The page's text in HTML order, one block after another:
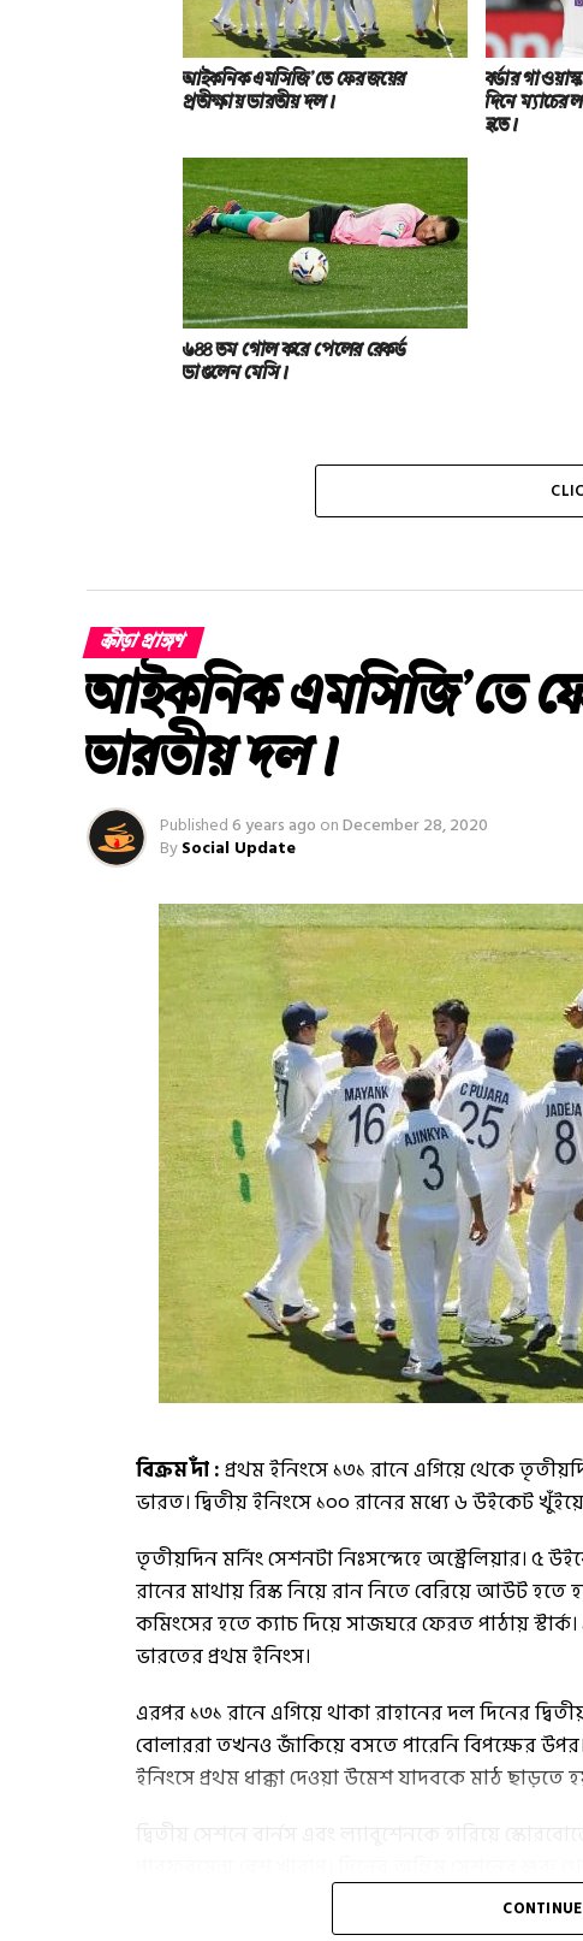
আইকনিক এমসিজি’তে ফের জয়ের
প্রতীক্ষায় ভারতীয় দল।
বর্ডার
দিনে ম্যাচের
হতে।
৬৪৪ তম গোল করে পেলের রেকর্ড
ভাঙলেন মেসি।
ক্রীড়া প্রাঙ্গণ
আইকনিক এমসিজি’তে
ভারতীয় দল।
Published6 years ago onDecember 28, 2020
BySocial Update
বিক্রম দাঁ :প্রথম ইনিংসে ১৩১ রানে এগিয়ে থেকে
ভারত। দ্বিতীয় ইনিংসে ১০০ রানের মধ্যে ৬ উইকেট
তৃতীয়দিন মর্নিং সেশনটা নিঃসন্দেহে অস্ট্রেলিয়ার।
রানের মাথায় রিস্ক নিয়ে রান নিতে বেরিয়ে আউট
কমিংসের হতে ক্যাচ দিয়ে সাজঘরে ফেরত পাঠায়
ভারতের প্রথম ইনিংস।
এরপর ১৩১ রানে এগিয়ে থাকা রাহানের দল দিনের
বোলাররা তখনও জাঁকিয়ে বসতে পারেনি বিপক্ষের
ইনিংসে প্রথম ধাক্কা দেওয়া উমেশ যাদবকে মাঠ
বিরতির অনতিপরেই ব্যাটিং অর্ডারে প্রধান ভরসা স্টিভ
ফেরেন প্রাক্তন অধিনায়ক। এরপর ৪০ রানে ক্রিজে